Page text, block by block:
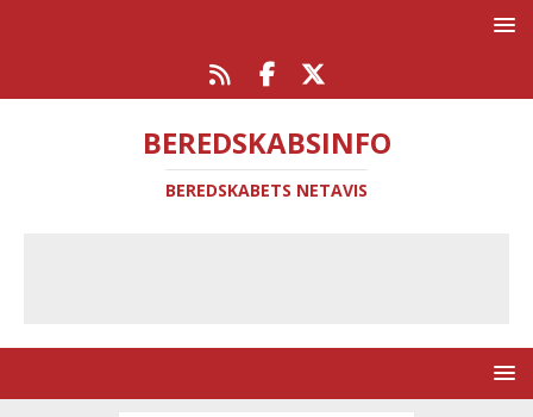
BEREDSKABSINFO
BEREDSKABETS NETAVIS